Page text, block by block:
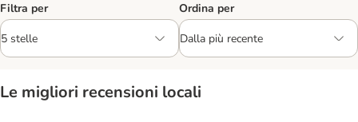
Filtra per Ordina per
Le migliori recensioni locali